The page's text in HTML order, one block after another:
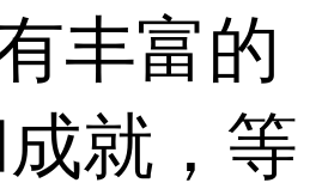
丰富的
就，等